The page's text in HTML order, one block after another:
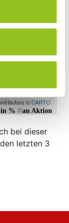
bei dieser
letzten 3